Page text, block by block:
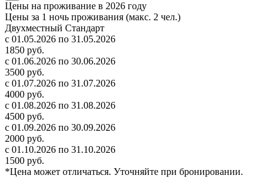
Цены на проживание в 2026 году
Цены за 1 ночь проживания (макс. 2 чел.)
Двухместный Стандарт
с 01.05.2026 по 31.05.2026
1850 руб.
с 01.06.2026 по 30.06.2026
3500 руб.
с 01.07.2026 по 31.07.2026
4000 руб.
с 01.08.2026 по 31.08.2026
4500 руб.
с 01.09.2026 по 30.09.2026
2000 руб.
с 01.10.2026 по 31.10.2026
1500 руб.
*Цена может отличаться. Уточняйте при бронировании.